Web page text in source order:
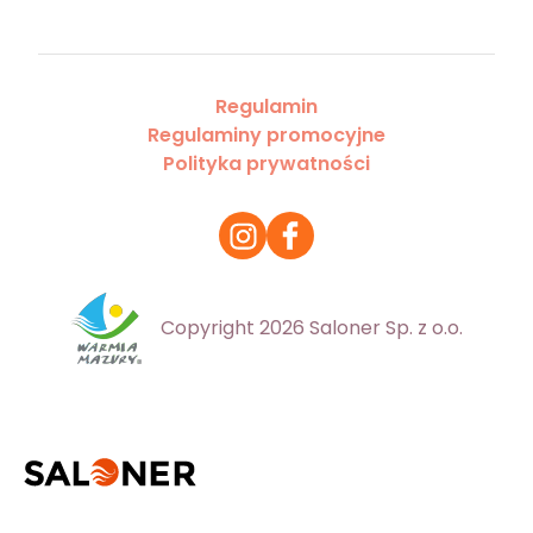
Regulamin
Regulaminy promocyjne
Polityka prywatności
Copyright 2026 Saloner Sp. z o.o.